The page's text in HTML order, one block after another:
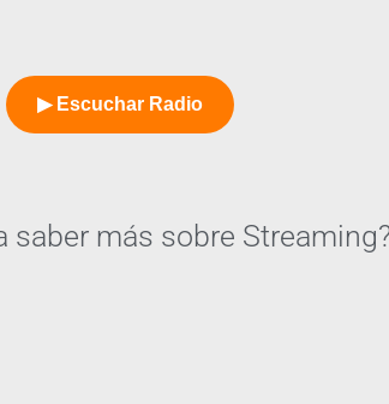
▶ Escuchar Radio
saber más sobre